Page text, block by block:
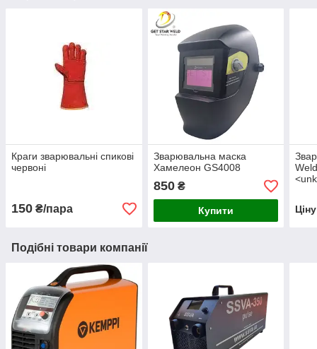
Краги зварювальні спикові
червоні
150 ₴/пара
Зварювальна маска
Хамелеон GS4008
850₴
Купити
Подібні товари компанії